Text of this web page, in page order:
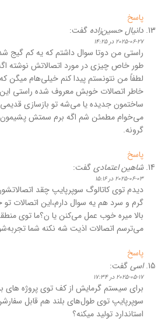
پاسخ
دانیال حسین‌زاده گفت:
2025-06-27 در 14:25
راستی من دوتا سوال داشتم که یه کم گیج
طور خاص چیزی در مورد اتصالاتش نوشته
لطفاً من نتونستم پیدا کنم خیلی‌هام میگن
خاطر اتصالات خوبش معروف شده راستی
ساختمون جدیده یا می‌شه تو بازسازی
می‌خوام مطمئن شم اگه برم سمتش
گرونه.
پاسخ
شاهین اعتمادیگفت:
2025-06-03 در 15:16
دیدم توی کاتالوگ سوپرپایپ چقد
گرم و سرد هم یه سوال دارم،این اتصالات
بالا میره خوب عمل می‌کنن یا ن؟ما توی
می‌ترسم اتصالات اذیت شه نکنه شما
پاسخ
اسیگفت:
2025-05-17 در 17:34
برای سیستم گرمایش از کف توی پروژه‌ های
سوپرپایپ توی طول‌های بلند هم قابل
استاندارد تولید میکنه؟